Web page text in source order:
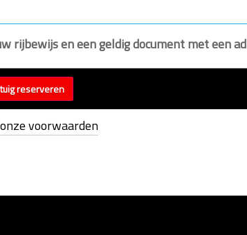
rijbewijs en een geldig document met een
voorwaarden